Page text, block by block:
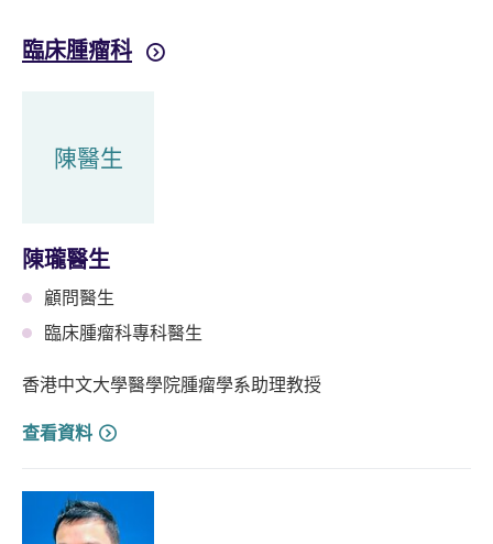
臨床腫瘤科
陳醫生
陳瓏醫生
顧問醫生
臨床腫瘤科專科醫生
香港中文大學醫學院腫瘤學系助理教授
查看資料